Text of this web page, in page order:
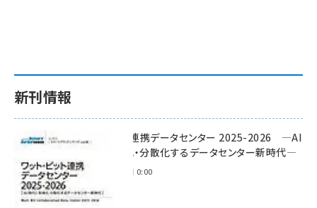
新刊情報
ワット・ビット連携データセンター 2025-2026 ―AI
時代に多様化・分散化するデータセンター新時代―
2025年11月28日 0:00